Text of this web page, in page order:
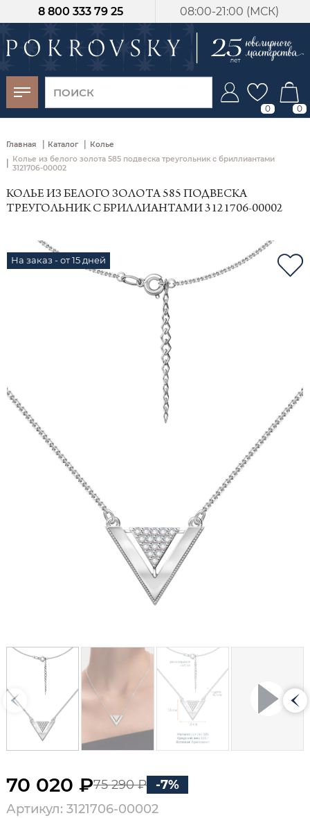
08:00-21:00 (МСК)
8 800 333 79 25
0 0
Главная | Каталог | Колье
Колье из белого золота 585 подвеска треугольник с бриллиантами
3121706-00002
КОЛЬЕ ИЗ БЕЛОГО ЗОЛОТА 585 ПОДВЕСКА
ТРЕУГОЛЬНИК С БРИЛЛИАНТАМИ 3121706-00002
На заказ - от 15 дней
70 020 ₽75 290 ₽
-7%
Артикул: 3121706-00002
-30%
от 15 дней с
момента оплаты